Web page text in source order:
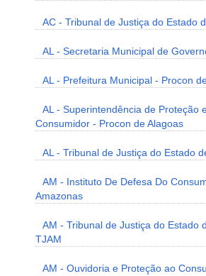
AC - Tribunal de Justiça do Estado
AL - Secretaria Municipal de
AL - Prefeitura Municipal - Procon
AL - Superintendência de Proteção
Consumidor - Procon de Alagoas
AL - Tribunal de Justiça do Estado
AM - Instituto De Defesa Do
Amazonas
AM - Tribunal de Justiça do Estado
TJAM
AM - Ouvidoria e Proteção ao